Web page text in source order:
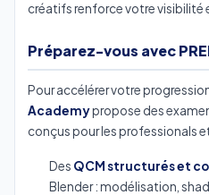
créatifs renforce votre
Préparez-vous avec
Pour accélérer votre
Academypropose des
conçus pour les professionals
Des QCM structurés et
Blender : modélisation,